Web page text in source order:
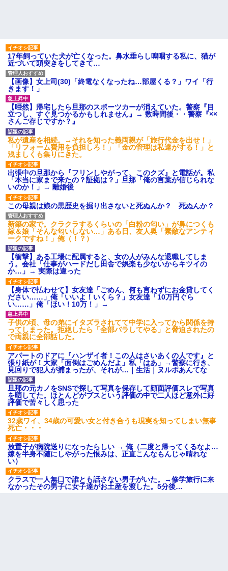
こに金庫があったから、開けて
みようとしただけ☆』義兄「泥
は出てけ！二度と来るな！」結
果・・・
私「初めて飲む味だけどなん
のお茶？」彼「ちっ！」私「」
【GIF】JSのカンチョーワロ
後続車にクラクションを鳴ら
され彼氏が逆切れ。「何クラク
ション鳴らしてんだ！降りてこ
いよ！」と怒鳴りだし...
【衝撃】報酬100万円超の治験
募集がこちらｗｗｗｗｗ(※画像
あり)
【ネット騒然】惨殺されたタ
ワマン頂き女子のこの動画、す
げえええええｗｗｗｗｗｗｗｗ
ｗｗｗ
【愕然】白のクラウン俺氏、
高速道路左車線を制限速度で走
った結果wwwwwwwwwwww
百年の恋12-899 食べた量を
張り合ってくる
【悲報】佐藤輝明・・・２軍
でも盛大にやらかす←あまり悲
しませないでくれ
17年飼っていた犬が亡くなった。鼻水垂らし嗚咽する私に、猫が
近づいて頭突きをしてきて…
【画像】女上司(30)「終電なくなったね…部屋くる？」ワイ「行
きます！」
【唖然】帰宅したら旦那のスポーツカーが消えていた。警察『目
立つし、すぐ見つかるかもしれません』→ 数時間後・・警察『××
さんご存じですか？』
私が遺産を相続。→それを知った義両親が「旅行代金を出せ！」
「リフォーム費用を負担しろ！」「金の管理は私達がする！」と
浅ましくも集りにきた。
出張中の旦那から『フリンしやがって、このクズ』と電話が。私
「本当に家まで来たの？証拠は？」旦那「俺の言葉が信じられな
いのか！」→ 離婚後
この母親は娘の黒歴史を掘り出さないと死ぬんか？ 死ぬんか？
新築の家で。クラクラするくらいの「白粉の匂い」が鼻につくも
嫁＆娘「そんな匂いしない…」ある日、友人奥「素敵なアンティ
ークですね！」俺（！？）
【衝撃】ある工場に配属すると、女の人がみんな退職してしま
う。会社「仕事がハードだし田舎で娯楽も少ないからキツイの
か…」→ 実際は違った
【身体で払わせて】女友達「ごめん、何も言わずにお金貸してく
ださい……」俺「いいよ！いくら？」女友達「10万円ぐら
い……」俺「ほい！10万！」→
子供の頃、母の弟にイタズラされてて中学に入ってから関係を持
ってしまった。拒絶したら「全部バラしてやる」と脅迫されたの
で両親に全部話した。
アパートのドアに『ハンザイ者！この人はさいあくの人です』と
張り紙が！大家「面倒はごめんだよ」私「はあ」→警察に行き、
見回りで犯人が捕まったが、それが…｜生活｜ヌルポあんてな
旦那の元カノをSNSで探して写真を保存して顔面評価スレで写真
を晒してた。ほとんどがブスという評価の中で二人ほど意外に好
評価で苦々しく思った
32歳ワイ、34歳の可愛い女と付き合うも現実を知ってしまい無事
死亡・・・
放置子が病院送りになったらしい → 俺（二度と帰ってくるなよ…
嫁を半身不随にしやがった恨みは、正直こんなもんじゃ晴れな
い）
クラスで一人無口で誰とも話さない男子がいた。→修学旅行に来
なかったその男子に女子達がお土産を渡した。5分後…